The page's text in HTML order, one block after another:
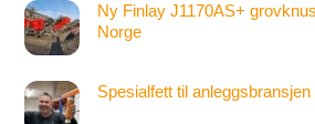
Ny Finlay J1170AS+
Norge
Spesialfett til anleggsbransjen